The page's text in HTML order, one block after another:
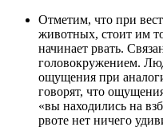
Отметим, что при
животных, стоит им
начинает рвать.
головокружением.
ощущения при
говорят, что
«вы находились на
рвоте нет ничего